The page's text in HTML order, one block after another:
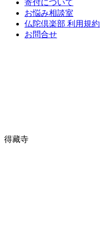
寄付について
お悩み相談室
仏陀倶楽部 利用規約
お問合せ
得藏寺